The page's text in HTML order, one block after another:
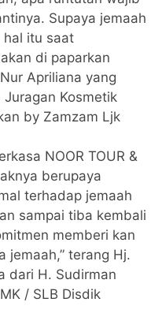
Supaya jemaah
itu saat
di paparkan
Apriliana yang
Juragan Kosmetik
by Zamzam Ljk
NOOR TOUR &
berupaya
terhadap jemaah
sampai tiba kembali
memberi kan
jemaah,” terang Hj.
dari H. Sudirman
/ SLB Disdik